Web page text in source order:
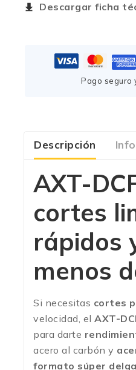
Descargar ficha
Pago seguro
Descripción
AXT-
cortes
rápidos
menos
Si necesitas cortes
velocidad, el AXT-
para darte
acero al carbón y
formato súper